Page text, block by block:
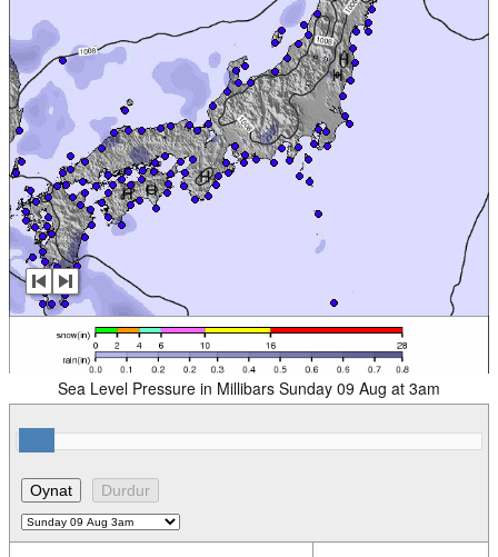
Sea Level Pressure in Millibars Sunday 09 Aug at 3am